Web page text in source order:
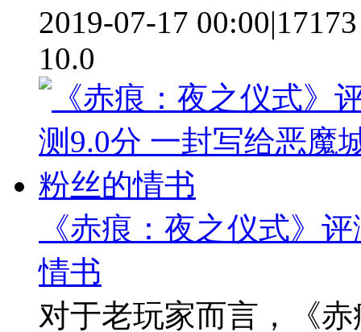
2019-07-17 00:00|17173
10.0
《赤痕：夜之仪式》
情书
对于老玩家而言，《